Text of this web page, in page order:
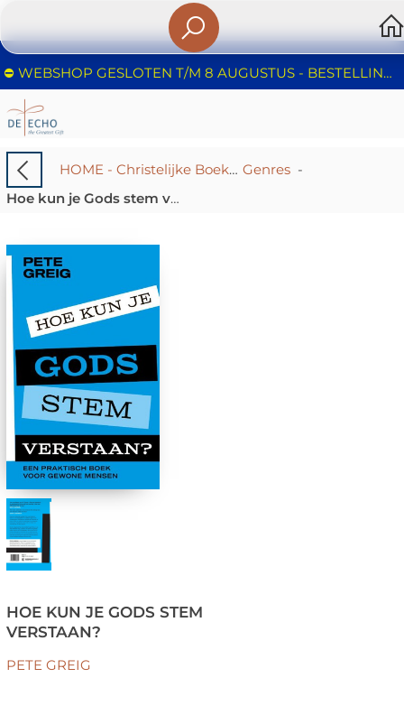
⛔️ WEBSHOP GESLOTEN T/M 8 AUGUSTUS - BESTELLINGEN WORDEN NIET IN BEHANDELING GENOMEN - FIJNE ZOMER!
HOME - Christelijke Boekhandel De Echo – Huizen | Boeken & Cadeaus Genres-
Hoe kun je Gods stem verstaan?
HOE KUN JE GODS STEM
VERSTAAN?
PETE GREIG